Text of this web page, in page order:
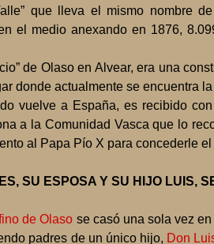
que lleva el mismo nombre
el medio anexando en 1876,
de Olaso en Alvear, era una
donde actualmente se encuentra
vuelve a España, es recibido
a la Comunidad Vasca que lo
al Papa Pío X para concederle
SU ESPOSA Y SU HIJO LUIS,
de Olaso se casó una sola vez
padres de un único hijo, Don